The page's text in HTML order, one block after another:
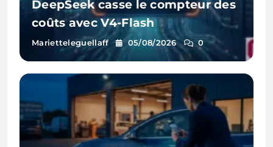
DeepSeek casse le compteur des
coûts avec V4-Flash
Marietteleguellaff 05/08/2026 0